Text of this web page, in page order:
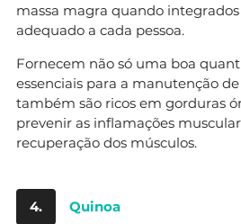
massa magra quando
adequado a cada pessoa.
Fornecem não só uma boa
essenciais para a manutenção
também são ricos em gorduras
prevenir as inflamações
recuperação dos músculos.
4. Quinoa